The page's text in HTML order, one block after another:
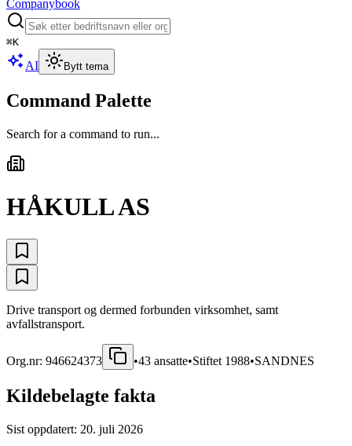
Companybook
⌘K
AI Bytt tema
Command Palette
Search for a command to run...
HÅKULL AS
Drive transport og dermed forbunden virksomhet, samt
avfallstransport.
Org.nr: 946624373 •43 ansatte•Stiftet 1988•SANDNES
Kildebelagte fakta
Sist oppdatert: 20. juli 2026